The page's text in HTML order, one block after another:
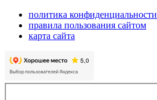
политика конфиденциальности
правила пользования сайтом
карта сайта